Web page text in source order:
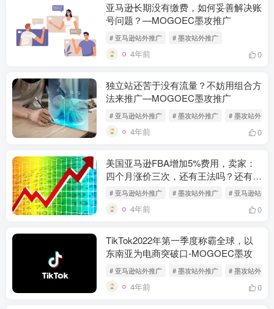
亚马逊长期没有缴费，如何妥善解决账
号问题？—MOGOEC墨攻推广
# 亚马逊站外推广 # 墨攻站外推广
4年前 0
独立站还苦于没有流量？不妨用组合方
法来推广—MOGOEC墨攻推广
# 亚马逊站外推广 # 墨攻站外推广 # 墨攻站外
4年前 0
美国亚马逊FBA增加5%费用，卖家：
四个月涨价三次，还有王法吗？还有法
律吗？——MOGOEC墨攻推广
# 亚马逊站外推广 # 墨攻站外推广 # 亚马逊站外
4年前 0
TikTok2022年第一季度称霸全球，以
东南亚为电商突破口-MOGOEC墨攻
# 亚马逊站外推广 # 墨攻站外推广 # 墨攻站外
4年前 0